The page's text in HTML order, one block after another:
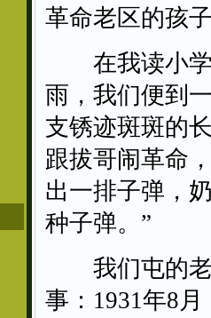
革命老区的孩
在我读小学
雨，我们便到
支锈迹斑斑的
跟拔哥闹革命
出一排子弹，
种子弹。”
我们屯的老
事：1931年8